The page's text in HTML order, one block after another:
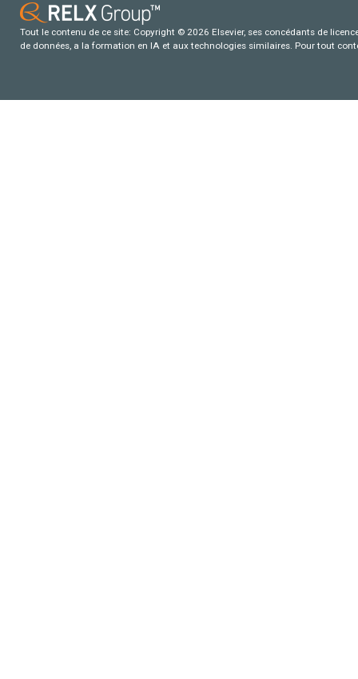
Tout le contenu de ce site: Copyright © 2026 Elsevier, ses concédants de
de données, a la formation en IA et aux technologies similaires. Pour tout